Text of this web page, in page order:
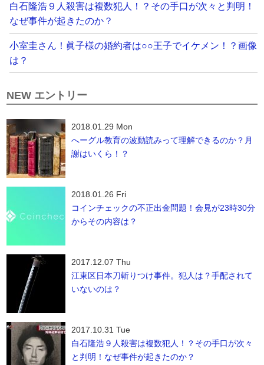
白石隆浩９人殺害は複数犯人！？その手口が次々と判明！
なぜ事件が起きたのか？
小室圭さん！眞子様の婚約者は○○王子でイケメン！？画像
は？
NEW エントリー
2018.01.29 Mon
へーグル教育の波動読みって理解できるのか？月
謝はいくら！？
2018.01.26 Fri
コインチェックの不正出金問題！会見が23時30分
からその内容は？
2017.12.07 Thu
江東区日本刀斬りつけ事件。犯人は？手配されて
いないのは？
2017.10.31 Tue
白石隆浩９人殺害は複数犯人！？その手口が次々
と判明！なぜ事件が起きたのか？